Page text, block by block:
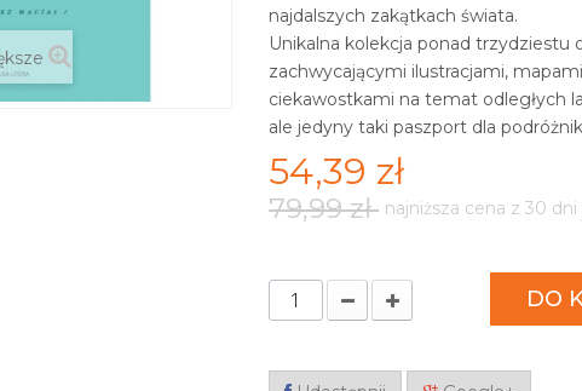
najdalszych zakątkach świata.
Unikalna kolekcja ponad
zachwycającymi ilustracjami,
ciekawostkami na temat odległych
ale jedyny taki paszport dla
54,39 zł
79,99 zł najniższa cena z 30
DO